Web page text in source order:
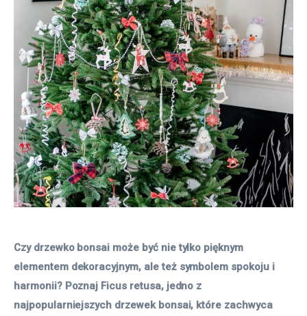
Czy drzewko bonsai może być nie tylko pięknym
elementem dekoracyjnym, ale też symbolem spokoju i
harmonii? Poznaj Ficus retusa, jedno z
najpopularniejszych drzewek bonsai, które zachwyca